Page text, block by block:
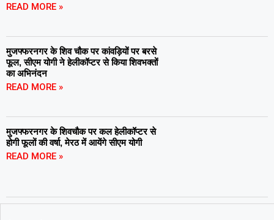
READ MORE »
मुजफ्फरनगर के शिव चौक पर कांवड़ियों पर बरसे
फूल, सीएम योगी ने हेलीकॉप्टर से किया शिवभक्तों
का अभिनंदन
READ MORE »
मुजफ्फरनगर के शिवचौक पर कल हेलीकॉप्टर से
होगी फूलों की वर्षा, मेरठ में आयेंगे सीएम योगी
READ MORE »